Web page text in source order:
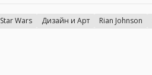
Star Wars Дизайн и Арт Rian Johnson